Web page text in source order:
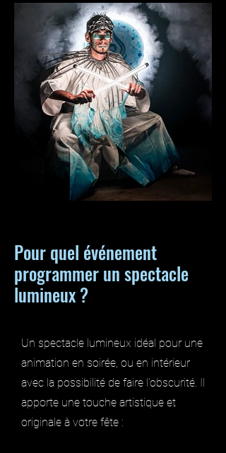
Pour quel événement
programmer un spectacle
lumineux ?
Un spectacle lumineux idéal pour une
animation en soirée, ou en intérieur
avec la possibilité de faire l’obscurité. Il
apporte une touche artistique et
originale à votre fête :